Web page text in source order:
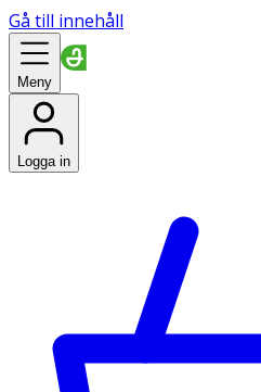
Gå till innehåll
Meny
Logga in